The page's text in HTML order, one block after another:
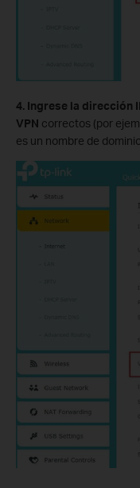
4. Ingrese la dirección
VPN correctos (por
es un nombre de